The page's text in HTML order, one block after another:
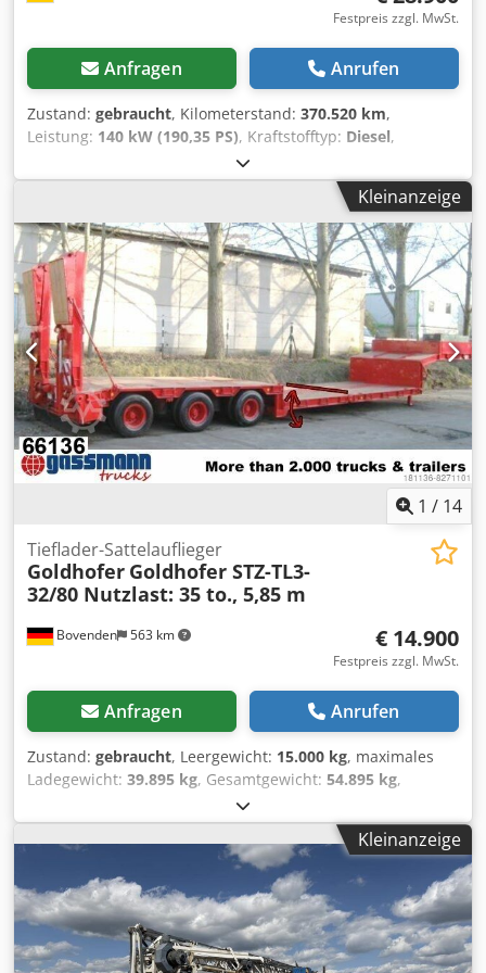
Festpreis zzgl. MwSt.
Anfragen Anrufen
Zustand: gebraucht, Kilometerstand: 370.520 km,
Leistung: 140 kW (190,35 PS), Kraftstofftyp: Diesel,
, Erstzulassung:
Emissionsklasse:Euro6, Farbe:Weiß, Anzahl der
ABS, Klimaanlage,
Standheizung, * Unsere interne Nr.: 1107 * ABHOLPREIS *
MB Sprinter 519 * 140 KW / EURO 6 * Automatik *
KLIMAANLAGE * Fahrerplatzklimatisierung * Zuheizer /
Standheizung * Schnellmonatesitze im Fahrzeug * 3-
Punkt-Gurte an den Sitze * aktuell 16 + 1 Sitze *
erweiterbar auf 19 + 1 Sitze * i m Heck kann eine ALU-
Klapprampe eingebaut werden * Sitze rückwärts
verstellbar * Konvektorenheizung Chedsrxa R Hepfx Adpea
* Colorverglasung * AHK * Düsenbelüftung * Leselampen
* Holzfussboden-Optik * Vorhänge * Monitor * usw. * Alle
Angaben ohne Gewähr * Den Zwischenverkauf behalten
wir uns vor * Wir verweisen auf unsere AGB.
Kleinanzeige
1 / 14
Bovenden 563 km
Tieflader-Sattelauflieger
Goldhofer Goldhofer STZ-TL3-
32/80 Nutzlast: 35 to., 5,85 m
€ 14.900
Festpreis zzgl. MwSt.
Anfragen Anrufen
Zustand: gebraucht, Leergewicht: 15.000 kg, maximales
Ladegewicht: 39.895 kg, Gesamtgewicht: 54.895 kg,
3 Achsen
Laderaumlänge:13.600 mm, Laderaumbreite:2.750 mm,
Laderaumhöhe:650 mm, Gesamtlänge:2.750 mm ,
, Federung:Luft
8.25R15, Farbe:Rot, Kilometerstand:1.001 km
Getriebetyp:Sonstige, Fahrerkabine:Sonstige,
Fahrzeugstandort: Bovenden, 3-Achsen, BPW Achsen,
luftgefedert, Zwangsgelenkt, Heben+Senken, Verzurrösen,
Kleinanzeige